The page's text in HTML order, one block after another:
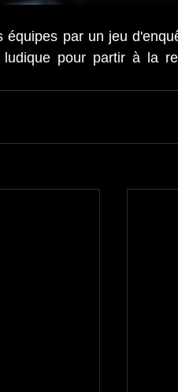
par un jeu
pour partir à la